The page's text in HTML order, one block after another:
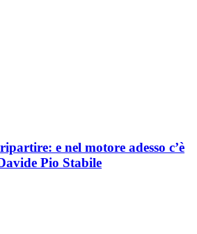
e nel motore adesso c’è
Pio Stabile